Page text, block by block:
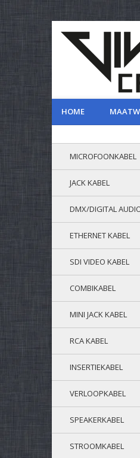
HOME
MICROFOONKABEL
JACK KABEL
DMX/DIGITAL
ETHERNET KABEL
SDI VIDEO KABEL
COMBIKABEL
MINI JACK KABEL
RCA KABEL
INSERTIEKABEL
VERLOOPKABEL
SPEAKERKABEL
STROOMKABEL